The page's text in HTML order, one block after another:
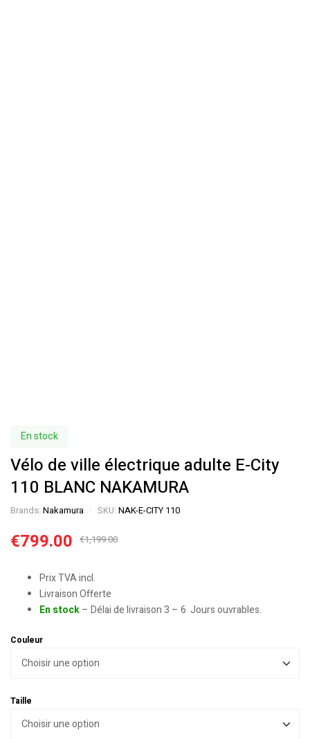
En stock
Vélo de ville électrique adulte E-City
110 BLANC NAKAMURA
Brands: Nakamura SKU: NAK-E-CITY 110
€1,199.00
€799.00
Prix TVA incl.
Livraison Offerte
En stock– Délai de livraison 3 – 6 Jours ouvrables.
Couleur
Taille